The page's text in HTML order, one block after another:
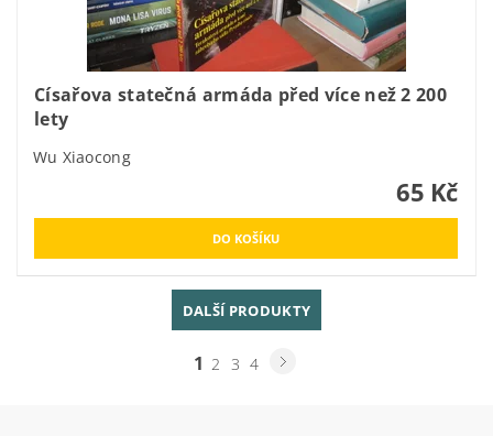
Císařova statečná armáda před více než 2 200
lety
Wu Xiaocong
65 Kč
DALŠÍ PRODUKTY
1 2 3 4